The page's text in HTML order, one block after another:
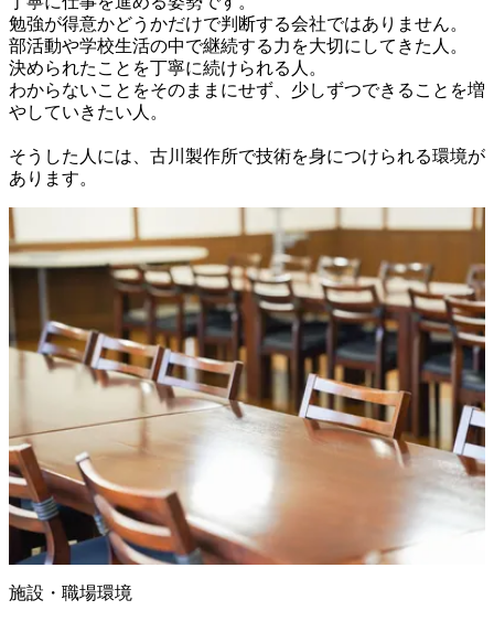
勉強が得意かどうかだけで判断する会社ではありません。
部活動や学校生活の中で継続する力を大切にしてきた人。
決められたことを丁寧に続けられる人。
わからないことをそのままにせず、少しずつできることを増
やしていきたい人。
そうした人には、古川製作所で技術を身につけられる環境が
施設・職場環境